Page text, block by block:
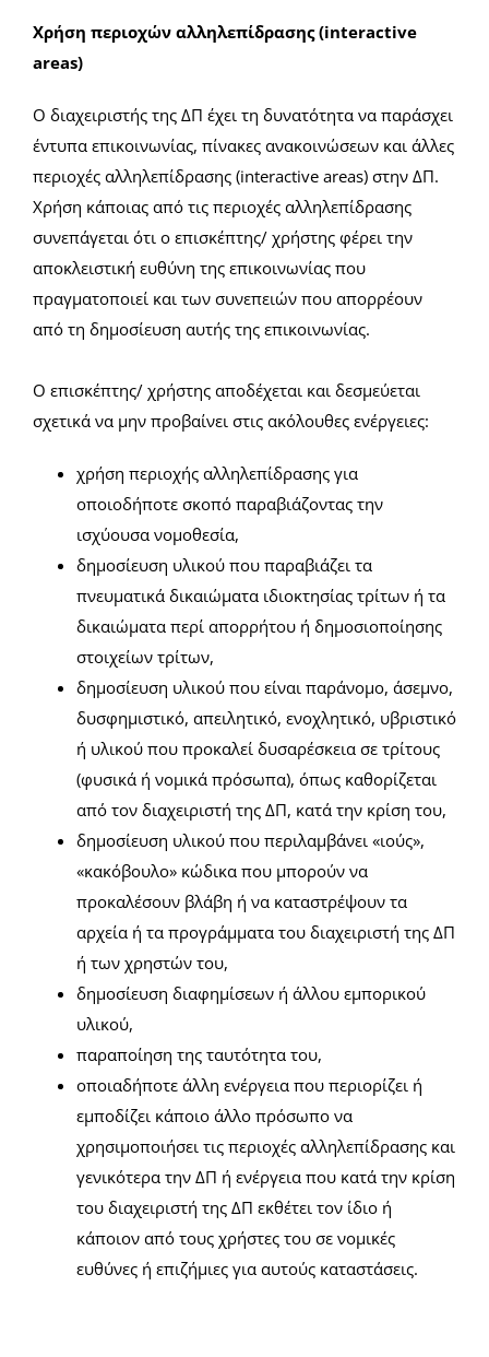
Χρήση περιοχών αλληλεπίδρασης (interactive
areas)
Ο διαχειριστής της ΔΠ έχει τη δυνατότητα να παράσχει
έντυπα επικοινωνίας, πίνακες ανακοινώσεων και άλλες
περιοχές αλληλεπίδρασης (interactive areas) στην ΔΠ.
Χρήση κάποιας από τις περιοχές αλληλεπίδρασης
συνεπάγεται ότι ο επισκέπτης/ χρήστης φέρει την
αποκλειστική ευθύνη της επικοινωνίας που
πραγματοποιεί και των συνεπειών που απορρέουν
από τη δημοσίευση αυτής της επικοινωνίας.
Ο επισκέπτης/ χρήστης αποδέχεται και δεσμεύεται
σχετικά να μην προβαίνει στις ακόλουθες ενέργειες:
χρήση περιοχής αλληλεπίδρασης για
οποιοδήποτε σκοπό παραβιάζοντας την
ισχύουσα νομοθεσία,
δημοσίευση υλικού που παραβιάζει τα
πνευματικά δικαιώματα ιδιοκτησίας τρίτων ή τα
δικαιώματα περί απορρήτου ή δημοσιοποίησης
στοιχείων τρίτων,
δημοσίευση υλικού που είναι παράνομο, άσεμνο,
δυσφημιστικό, απειλητικό, ενοχλητικό, υβριστικό
ή υλικού που προκαλεί δυσαρέσκεια σε τρίτους
(φυσικά ή νομικά πρόσωπα), όπως καθορίζεται
από τον διαχειριστή της ΔΠ, κατά την κρίση του,
δημοσίευση υλικού που περιλαμβάνει «ιούς»,
«κακόβουλο» κώδικα που μπορούν να
προκαλέσουν βλάβη ή να καταστρέψουν τα
αρχεία ή τα προγράμματα του διαχειριστή της ΔΠ
ή των χρηστών του,
δημοσίευση διαφημίσεων ή άλλου εμπορικού
υλικού,
παραποίηση της ταυτότητα του,
οποιαδήποτε άλλη ενέργεια που περιορίζει ή
εμποδίζει κάποιο άλλο πρόσωπο να
χρησιμοποιήσει τις περιοχές αλληλεπίδρασης και
γενικότερα την ΔΠ ή ενέργεια που κατά την κρίση
του διαχειριστή της ΔΠ εκθέτει τον ίδιο ή
κάποιον από τους χρήστες του σε νομικές
ευθύνες ή επιζήμιες για αυτούς καταστάσεις.